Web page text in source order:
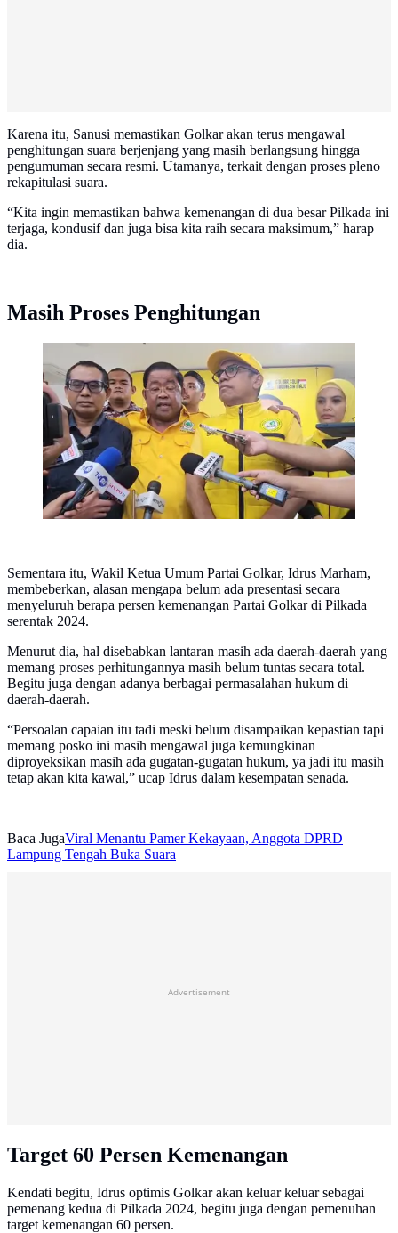
Karena itu, Sanusi memastikan Golkar akan terus mengawal
penghitungan suara berjenjang yang masih berlangsung hingga
pengumuman secara resmi. Utamanya, terkait dengan proses pleno
rekapitulasi suara.
“Kita ingin memastikan bahwa kemenangan di dua besar Pilkada ini
terjaga, kondusif dan juga bisa kita raih secara maksimum,” harap
dia.
Masih Proses Penghitungan
Wakil Ketua Umum Partai Golkar, Idrus Marham
(Istimewa)
Sementara itu, Wakil Ketua Umum Partai Golkar, Idrus Marham,
membeberkan, alasan mengapa belum ada presentasi secara
menyeluruh berapa persen kemenangan Partai Golkar di Pilkada
serentak 2024.
Menurut dia, hal disebabkan lantaran masih ada daerah-daerah yang
memang proses perhitungannya masih belum tuntas secara total.
Begitu juga dengan adanya berbagai permasalahan hukum di
daerah-daerah.
“Persoalan capaian itu tadi meski belum disampaikan kepastian tapi
memang posko ini masih mengawal juga kemungkinan
diproyeksikan masih ada gugatan-gugatan hukum, ya jadi itu masih
tetap akan kita kawal,” ucap Idrus dalam kesempatan senada.
Baca JugaViral Menantu Pamer Kekayaan, Anggota DPRD
Lampung Tengah Buka Suara
Advertisement
Target 60 Persen Kemenangan
Kendati begitu, Idrus optimis Golkar akan keluar keluar sebagai
pemenang kedua di Pilkada 2024, begitu juga dengan pemenuhan
target kemenangan 60 persen.